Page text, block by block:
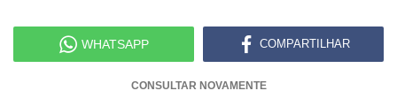
WHATSAPP COMPARTILHAR
CONSULTAR NOVAMENTE